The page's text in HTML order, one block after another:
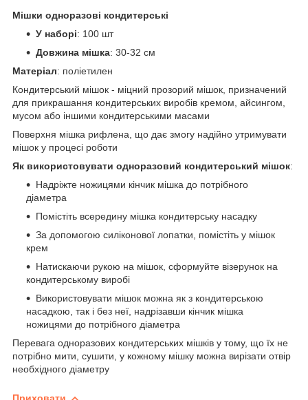
Мішки одноразові кондитерські
У наборі: 100 шт
Довжина мішка: 30-32 см
Матеріал: поліетилен
Кондитерський мішок - міцний прозорий мішок, призначений
для прикрашання кондитерських виробів кремом, айсингом,
мусом або іншими кондитерськими масами
Поверхня мішка рифлена, що дає змогу надійно утримувати
мішок у процесі роботи
Як використовувати одноразовий кондитерський мішок:
Надріжте ножицями кінчик мішка до потрібного
діаметра
Помістіть всередину мішка кондитерську насадку
За допомогою силіконової лопатки, помістіть у мішок
крем
Натискаючи рукою на мішок, сформуйте візерунок на
кондитерському виробі
Використовувати мішок можна як з кондитерською
насадкою, так і без неї, надрізавши кінчик мішка
ножицями до потрібного діаметра
Перевага одноразових кондитерських мішків у тому, що їх не
потрібно мити, сушити, у кожному мішку можна вирізати отвір
необхідного діаметру
Приховати